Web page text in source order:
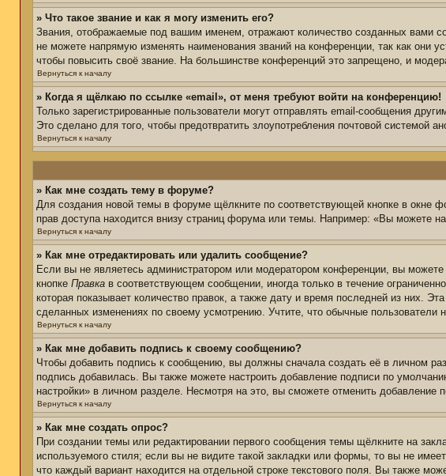
» Что такое звание и как я могу изменить его?
Звания, отображаемые под вашим именем, отражают количество созданных вами
не можете напрямую изменять наименования званий на конференции, так как
чтобы повысить своё звание. На большинстве конференций это запрещено, и
Вернуться к началу
» Когда я щёлкаю по ссылке «email», от меня требуют войти на конференцию!
Только зарегистрированные пользователи могут отправлять email-сообщения
Это сделано для того, чтобы предотвратить злоупотребления почтовой системой
Вернуться к началу
» Как мне создать тему в форуме?
Для создания новой темы в форуме щёлкните по соответствующей кнопке в окне
прав доступа находится внизу страниц форума или темы. Например: «Вы можете
Вернуться к началу
» Как мне отредактировать или удалить сообщение?
Если вы не являетесь администратором или модератором конференции, вы
кнопке Правка в соответствующем сообщении, иногда только в течение
которая показывает количество правок, а также дату и время последней из них.
сделанных изменениях по своему усмотрению. Учтите, что обычные пользователи
Вернуться к началу
» Как мне добавить подпись к своему сообщению?
Чтобы добавить подпись к сообщению, вы должны сначала создать её в личном
подпись добавилась. Вы также можете настроить добавление подписи по
настройки» в личном разделе. Несмотря на это, вы сможете отменить
Вернуться к началу
» Как мне создать опрос?
При создании темы или редактировании первого сообщения темы щёлкните на
используемого стиля; если вы не видите такой закладки или формы, то вы не
что каждый вариант находится на отдельной строке текстового поля. Вы также